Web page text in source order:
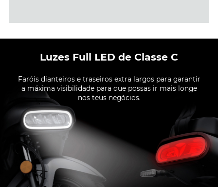
Luzes Full LED de Classe C
Faróis dianteiros e traseiros extra largos para garantir
a máxima visibilidade para que possas ir mais longe
nos teus negócios.